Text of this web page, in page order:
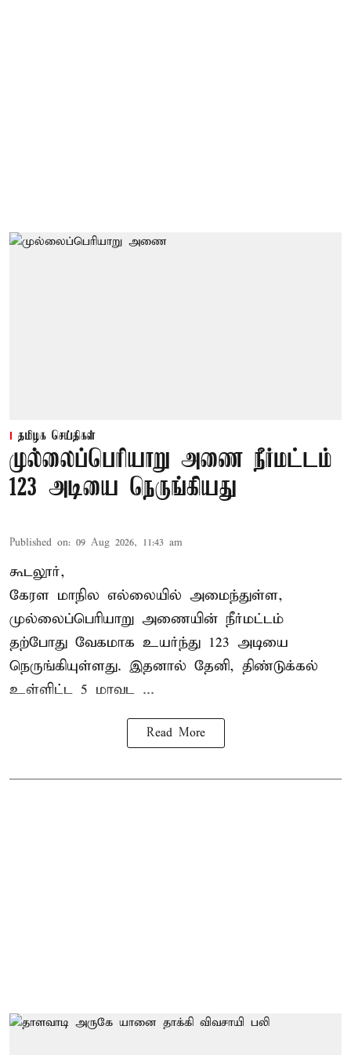
தமிழக செய்திகள்
முல்லைப்பெரியாறு அணை நீர்மட்டம்
123 அடியை நெருங்கியது
Published on: 09 Aug 2026, 11:43 am
கூடலூர்,
கேரள மாநில எல்லையில் அமைந்துள்ள,
முல்லைப்பெரியாறு அணையின் நீர்மட்டம்
தற்போது வேகமாக உயர்ந்து 123 அடியை
நெருங்கியுள்ளது. இதனால் தேனி, திண்டுக்கல்
உள்ளிட்ட 5 மாவட ...
Read More